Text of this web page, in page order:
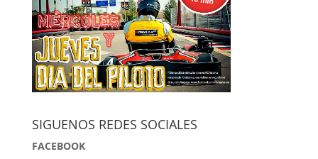
SIGUENOS REDES SOCIALES
FACEBOOK